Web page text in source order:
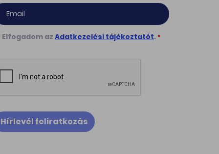
Elfogadom az Adatkezelési tájékoztatót. *
Hírlevél feliratkozás